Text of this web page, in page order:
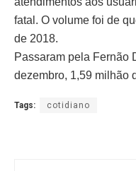
fatal. O volume foi de
de 2018.
Passaram pela Fernão
dezembro, 1,59 milhão
Tags: cotidiano